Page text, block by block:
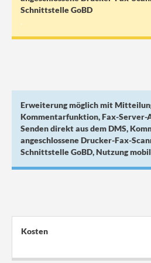
Schnittstelle GoBD
.
Erweiterung möglich mit
Kommentarfunktion, Fax-Server-
Senden direkt aus dem DMS,
angeschlossene Drucker-Fax-
Schnittstelle GoBD, Nutzung
Kosten